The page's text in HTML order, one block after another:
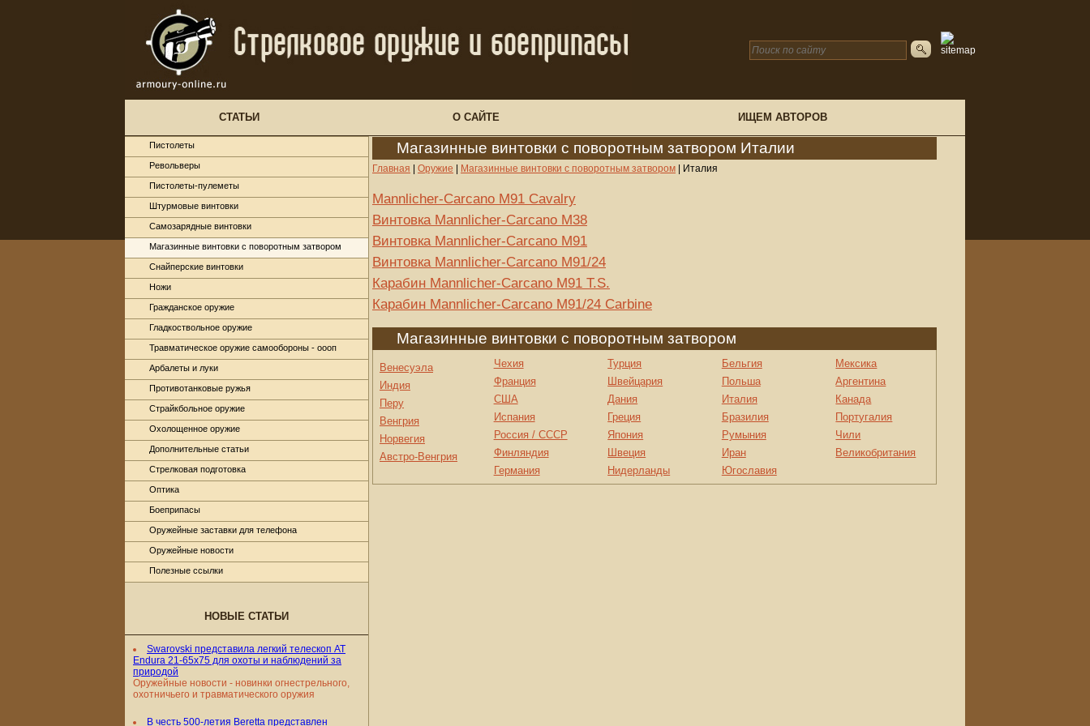
СТАТЬИ О САЙТЕ ИЩЕМ АВТОРОВ
Магазинные винтовки с поворотным затвором Италии
Главная Оружие Магазинные винтовки с поворотным затвором Италия
Mannlicher-Carcano M91 Cavalry
Винтовка Mannlicher-Carcano M38
Винтовка Mannlicher-Carcano M91
Винтовка Mannlicher-Carcano M91/24
Карабин Mannlicher-Carcano M91 T.S.
Карабин Mannlicher-Carcano M91/24 Carbine
Магазинные винтовки с поворотным затвором
Венесуэла
Индия
Перу
Венгрия
Норвегия
Австро-Венгрия
Чехия
Франция
США
Испания
Россия / СССР
Финляндия
Германия
Турция
Швейцария
Дания
Греция
Япония
Швеция
Нидерланды
Бельгия
Польша
Италия
Бразилия
Румыния
Иран
Югославия
Мексика
Аргентина
Канада
Португалия
Чили
Великобритания
Пистолеты
Револьверы
Пистолеты-пулеметы
Штурмовые винтовки
Самозарядные винтовки
Магазинные винтовки с поворотным затвором
Снайперские винтовки
Ножи
Гражданское оружие
Гладкоствольное оружие
Травматическое оружие самообороны - оооп
Арбалеты и луки
Противотанковые ружья
Страйкбольное оружие
Охолощенное оружие
Дополнительные статьи
Стрелковая подготовка
Оптика
Боеприпасы
Оружейные заставки для телефона
Оружейные новости
Полезные ссылки
НОВЫЕ СТАТЬИ
Swarovski представила легкий телескоп AT
Endura 21-65x75 для охоты и наблюдений за
природой
Оружейные новости - новинки огнестрельного,
охотничьего и травматического оружия
В честь 500-летия Beretta представлен